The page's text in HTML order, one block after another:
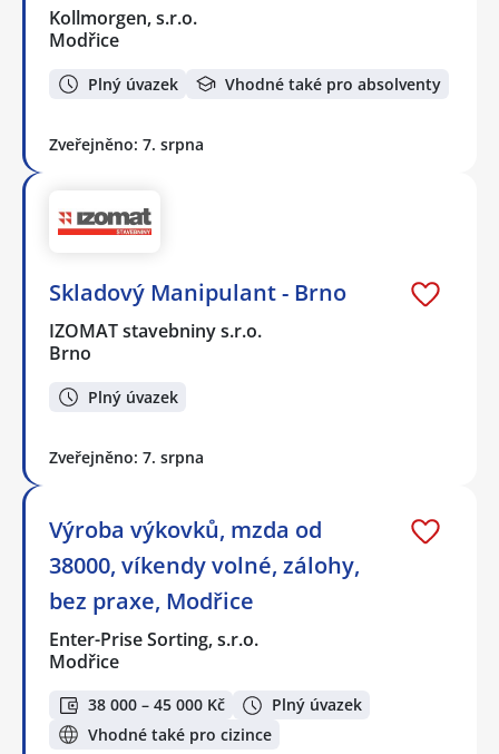
Kollmorgen, s.r.o.
Modřice
Plný úvazek Vhodné také pro absolventy
Zveřejněno: 7. srpna
Skladový Manipulant - Brno
IZOMAT stavebniny s.r.o.
Brno
Plný úvazek
Zveřejněno: 7. srpna
Výroba výkovků, mzda od
38000, víkendy volné, zálohy,
bez praxe, Modřice
Enter-Prise Sorting, s.r.o.
Modřice
38 000 – 45 000 Kč
Plný úvazek
Vhodné také pro cizince